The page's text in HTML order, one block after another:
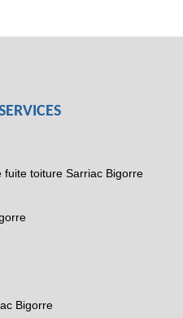
toiture Sarriac Bigorre
Bigorre